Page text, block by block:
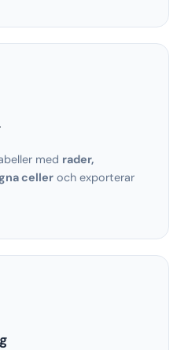
med rader,
celler och exporterar